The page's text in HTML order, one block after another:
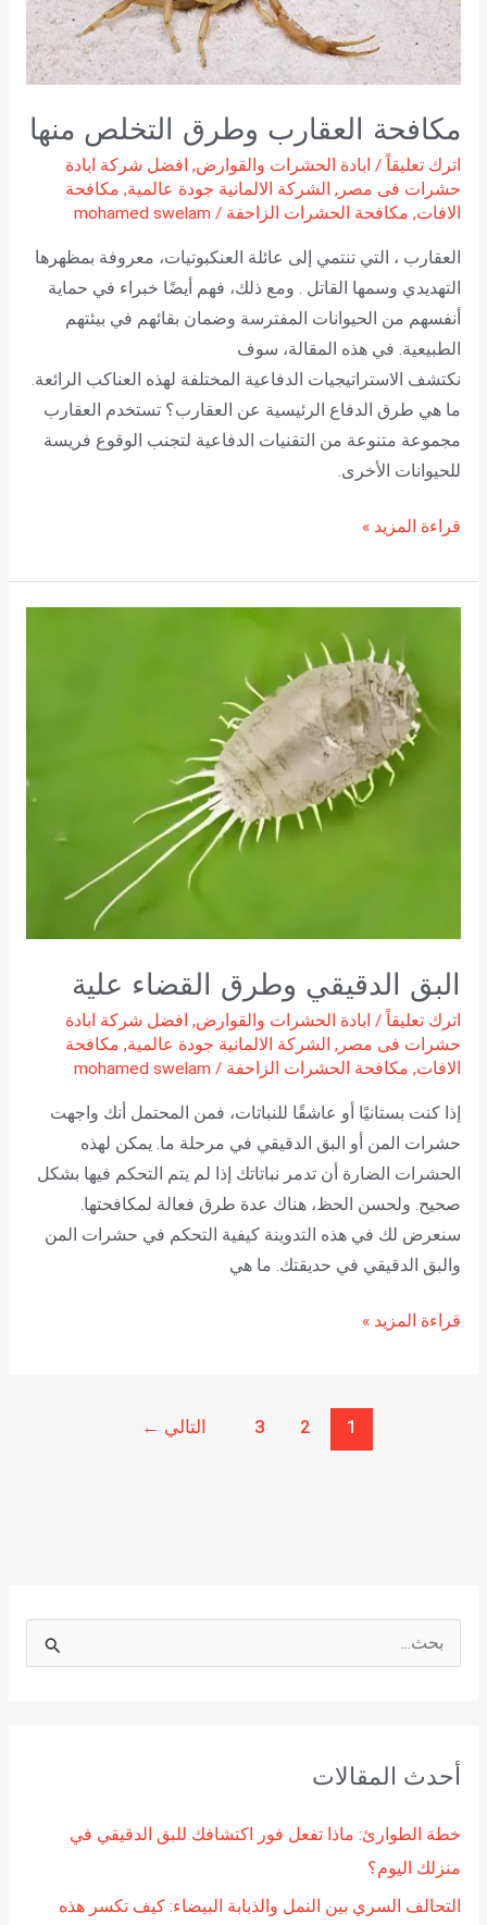
مكافحة العقارب وطرق التخلص منها
اترك تعليقاً / ابادة الحشرات والقوارض, افضل شركة ابادة
حشرات فى مصر , الشركة الالمانية جودة عالمية, مكافحة
الافات, مكافحة الحشرات الزاحفة /
mohamed swelam
العقارب ، التي تنتمي إلى عائلة العنكبوتيات، معروفة بمظهرها
التهديدي وسمها القاتل . ومع ذلك، فهم أيضًا خبراء في حماية
أنفسهم من الحيوانات المفترسة وضمان بقائهم في بيئتهم
الطبيعية. في هذه المقالة، سوف
نكتشف الاستراتيجيات الدفاعية المختلفة لهذه العناكب الرائعة.
ما هي طرق الدفاع الرئيسية عن العقارب؟ تستخدم العقارب
مجموعة متنوعة من التقنيات الدفاعية لتجنب الوقوع فريسة
للحيوانات الأخرى.
قراءة المزيد »
البق الدقيقي وطرق القضاء علية
اترك تعليقاً / ابادة الحشرات والقوارض, افضل شركة ابادة
حشرات فى مصر , الشركة الالمانية جودة عالمية, مكافحة
الافات, مكافحة الحشرات الزاحفة /
mohamed swelam
إذا كنت بستانيًا أو عاشقًا للنباتات، فمن المحتمل أنك واجهت
حشرات المن أو البق الدقيقي في مرحلة ما. يمكن لهذه
الحشرات الضارة أن تدمر نباتاتك إذا لم يتم التحكم فيها بشكل
صحيح. ولحسن الحظ، هناك عدة طرق فعالة لمكافحتها.
سنعرض لك في هذه التدوينة كيفية التحكم في حشرات المن
والبق الدقيقي في حديقتك. ما هي
القضاء
قراءة المزيد »
1
2
3 التالي ←
ثأحدث المقالات
خطة الطوارئ: ماذا تفعل فور اكتشافك للبق الدقيقي في
منزلك اليوم؟
التحالف السري بين النمل والذبابة البيضاء: كيف تكسر هذه